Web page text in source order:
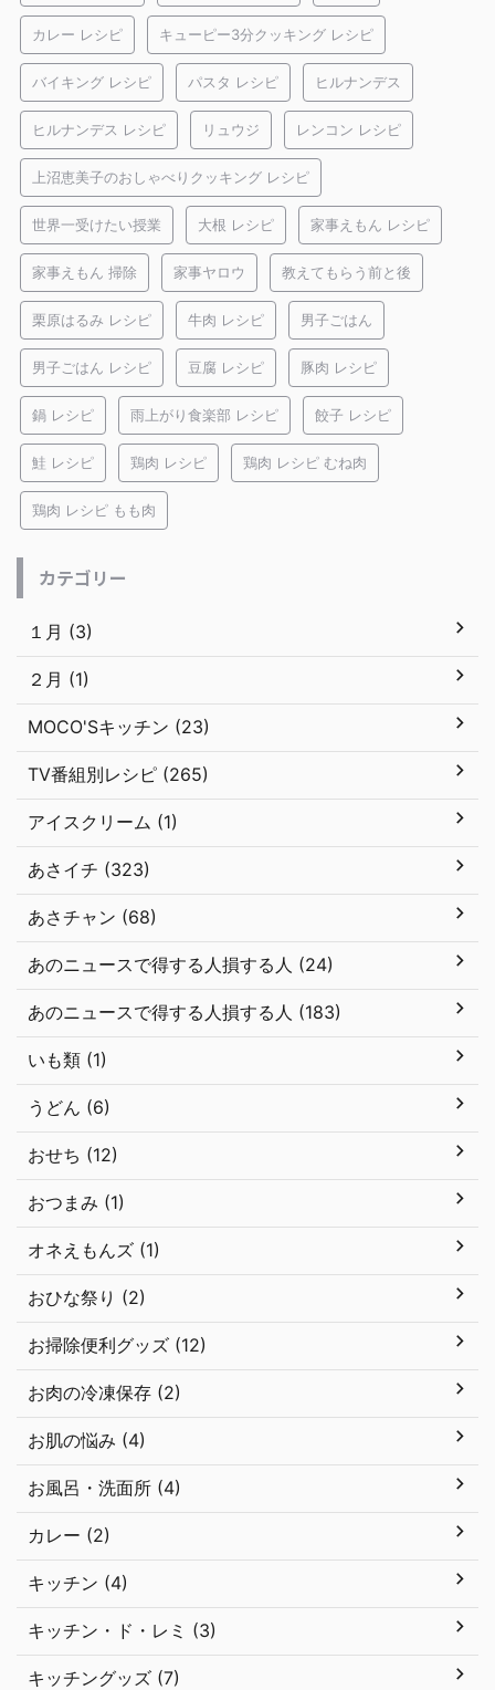
カレー レシピ キューピー3分クッキング レシピ
バイキング レシピ パスタ レシピ ヒルナンデス
ヒルナンデス レシピ リュウジ レンコン レシピ
上沼恵美子のおしゃべりクッキング レシピ
世界一受けたい授業 大根 レシピ 家事えもん レシピ
家事えもん 掃除 家事ヤロウ 教えてもらう前と後
栗原はるみ レシピ 牛肉 レシピ 男子ごはん
男子ごはん レシピ 豆腐 レシピ 豚肉 レシピ
鍋 レシピ 雨上がり食楽部 レシピ 餃子 レシピ
鮭 レシピ 鶏肉 レシピ 鶏肉 レシピ むね肉
鶏肉 レシピ もも肉
カテゴリー
１月 (3)
２月 (1)
MOCO'Sキッチン (23)
TV番組別レシピ (265)
アイスクリーム (1)
あさイチ (323)
あさチャン (68)
あのニュースで得する人損する人 (24)
あのニュースで得する人損する人 (183)
いも類 (1)
うどん (6)
おせち (12)
おつまみ (1)
オネえもんズ (1)
おひな祭り (2)
お掃除便利グッズ (12)
お肉の冷凍保存 (2)
お肌の悩み (4)
お風呂・洗面所 (4)
カレー (2)
キッチン (4)
キッチン・ド・レミ (3)
キッチングッズ (7)